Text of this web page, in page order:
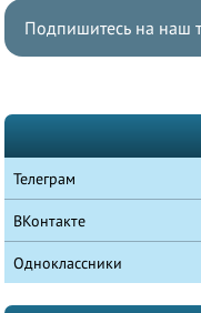
Подпишитесь на наш
Телеграм
ВКонтакте
Одноклассники